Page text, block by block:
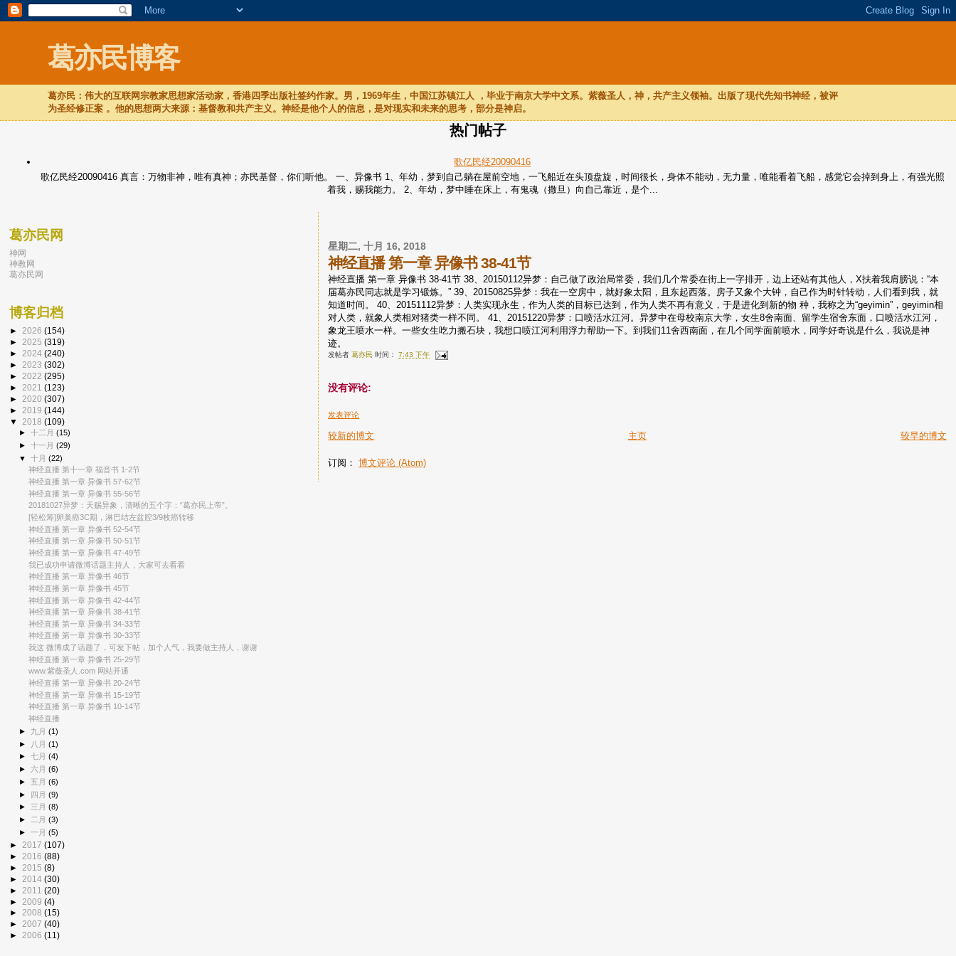
葛亦民博客
葛亦民：伟大的互联网宗教家思想家活动家，香港四季出版社签约作家。男，1969年生，中国江苏镇江人 ，毕业于南京大学中文系。紫薇圣人，神，共产主义领袖。出版了现代先知书神经，被评
为圣经修正案 。他的思想两大来源：基督教和共产主义。神经是他个人的信息，是对现实和未来的思考，部分是神启。
热门帖子
歌亿民经20090416
歌亿民经20090416 真言：万物非神，唯有真神；亦民基督，你们听他。 一、异像书 1、年幼，梦到自己躺在屋前空地，一飞船近在头顶盘旋，时间很长，身体不能动，无力量，唯能看着飞船，感觉它会掉到身上，有强光照
着我，赐我能力。 2、年幼，梦中睡在床上，有鬼魂（撒旦）向自己靠近，是个...
星期二, 十月 16, 2018
神经直播 第一章 异像书 38-41节
神经直播 第一章 异像书 38-41节 38、20150112异梦：自己做了政治局常委，我们几个常委在街上一字排开，边上还站有其他人，X扶着我肩膀说：“本
届葛亦民同志就是学习锻炼。” 39、20150825异梦：我在一空房中，就好象太阳，且东起西落。房子又象个大钟，自己作为时针转动，人们看到我，就
知道时间。 40、20151112异梦：人类实现永生，作为人类的目标已达到，作为人类不再有意义，于是进化到新的物 种，我称之为“geyimin”，geyimin相
对人类，就象人类相对猪类一样不同。 41、20151220异梦：口喷活水江河。异梦中在母校南京大学，女生8舍南面、留学生宿舍东面，口喷活水江河，
象龙王喷水一样。一些女生吃力搬石块，我想口喷江河利用浮力帮助一下。到我们11舍西南面，在几个同学面前喷水，同学好奇说是什么，我说是神
迹。
发帖者葛亦民 时间：7:43 下午
没有评论:
发表评论
较新的博文 较早的博文
主页
订阅：博文评论 (Atom)
葛亦民网
神网
神教网
葛亦民网
博客归档
► 2026 (154)
► 2025 (319)
► 2024 (240)
► 2023 (302)
► 2022 (295)
► 2021 (123)
► 2020 (307)
► 2019 (144)
▼ 2018 (109)
►十二月(15)
►十一月(29)
▼十月(22)
神经直播 第十一章 福音书 1-2节
神经直播 第一章 异像书 57-62节
神经直播 第一章 异像书 55-56节
20181027异梦：天赐异象，清晰的五个字：“葛亦民上帝”。
[轻松筹]卵巢癌3C期，淋巴结左盆腔3/9枚癌转移
神经直播 第一章 异像书 52-54节
神经直播 第一章 异像书 50-51节
神经直播 第一章 异像书 47-49节
我已成功申请微博话题主持人，大家可去看看
神经直播 第一章 异像书 46节
神经直播 第一章 异像书 45节
神经直播 第一章 异像书 42-44节
神经直播 第一章 异像书 38-41节
神经直播 第一章 异像书 34-33节
神经直播 第一章 异像书 30-33节
我这 微博成了话题了，可发下帖，加个人气，我要做主持人，谢谢
神经直播 第一章 异像书 25-29节
www.紫薇圣人.com 网站开通
神经直播 第一章 异像书 20-24节
神经直播 第一章 异像书 15-19节
神经直播 第一章 异像书 10-14节
神经直播
► 九月(1)
►
八月(1)
►七月(4)
► 六月(6)
► 五月(6)
► 四月(9)
► 三月(8)
►
二月(3)
►一月(5)
► 2017 (107)
► 2016 (88)
► 2015 (8)
► 2014 (30)
► 2011 (20)
► 2009 (4)
► 2008 (15)
► 2007 (40)
► 2006 (11)